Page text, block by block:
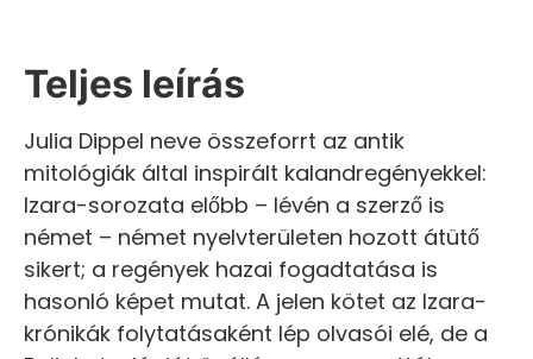
Teljes leírás
Julia Dippel neve összeforrt az antik
mitológiák által inspirált kalandregényekkel:
Izara-sorozata előbb – lévén a szerző is
német – német nyelvterületen hozott átütő
sikert; a regények hazai fogadtatása is
hasonló képet mutat. A jelen kötet az Izara-
krónikák folytatásaként lép olvasói elé, de a